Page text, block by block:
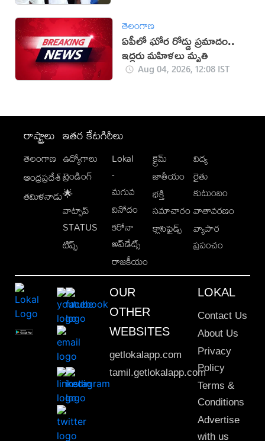
తెలంగాణ
ఏపీలో ఘోర రోడ్డు ప్రమాదం..
ఇద్దరు మహిళలు మృతి
Aug 04, 2026, 12:08 IST
రాష్ట్రాలు
తెలంగాణ
ఆంధ్రప్రదేశ్
తమిళనాడు
ఇతర కేటగిరీలు
ఉద్యోగాలు
ట్రెండింగ్
🌟
వాట్సాప్
STATUS
టిప్స్
Lokal
-
మగువ
వినోదం
కరోనా
అప్‌డేట్స్
రాజకీయం
క్రైమ్
జాతీయం
భక్తి
సమాచారం
క్లాసిఫైడ్స్
విద్య
రైతు
కుటుంబం
వాతావరణం
వ్యాపార
ప్రపంచం
OUR
OTHER
WEBSITES
getlokalapp.com
tamil.getlokalapp.com
LOKAL
Contact Us
About Us
Privacy
Policy
Terms &
Conditions
Advertise
with us